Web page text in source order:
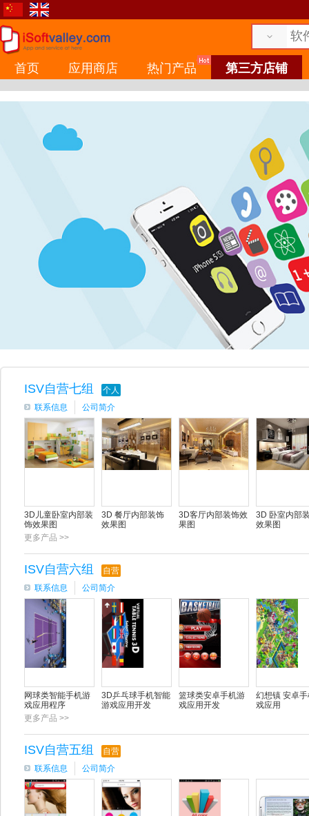
首页 应用商店 热门产品 第三方店铺
ISV自营七组
个人
联系信息
公司简介
3D儿童卧室内部装
饰效果图
3D 餐厅内部装饰
效果图
3D客厅内部装饰效
果图
3D 卧室内部
效果图
更多产品 >>
ISV自营六组
自营
联系信息
公司简介
网球类智能手机游
戏应用程序
3D乒乓球手机智能
游戏应用开发
篮球类安卓手机游
戏应用开发
幻想镇 安卓
戏应用
更多产品 >>
ISV自营五组
自营
联系信息
公司简介